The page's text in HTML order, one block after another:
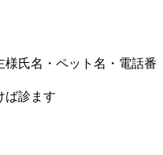
氏名・ペット名・電話番
ば診ます